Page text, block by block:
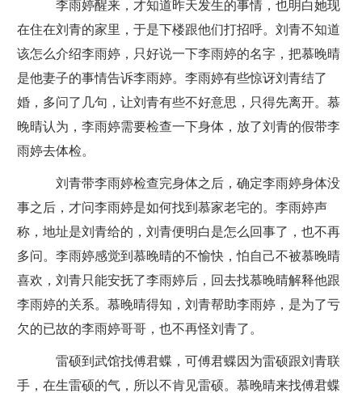
李雨婷醒来，才知道昨天发生的事情，也明白她现
在住在刘青的家里，于是下楼跟他们打招呼。刘青不知道
该怎么介绍李雨婷，只好说一下李雨婷的名字，把慕晚晴
是他妻子的事情告诉李雨婷。李雨婷有些惊讶刘青结了
婚，多问了几句，让刘青有些不好意思，只得先离开。慕
晚晴认为，李雨婷需要检查一下身体，放了刘青的假带李
雨婷去体检。
刘青带李雨婷检查完身体之后，确定李雨婷身体没
事之后，才问李雨婷是如何找到慕家老宅的。李雨婷声
称，地址是刘青给的，刘青便明白是怎么回事了，也不再
多问。李雨婷感觉到慕晚晴的不愉快，怕自己不被慕晚晴
喜欢，刘青只能安抚了李雨婷后，回去找慕晚晴解释他跟
李雨婷的关系。慕晚晴得知，刘青帮助李雨婷，是为了亏
欠的已故的李雨婷哥哥，也不再怪刘青了。
雷硕到武馆找傅君蝶，可傅君蝶因为雷硕跟刘青联
手，在生雷硕的气，所以不肯见雷硕。慕晚晴来找傅君蝶